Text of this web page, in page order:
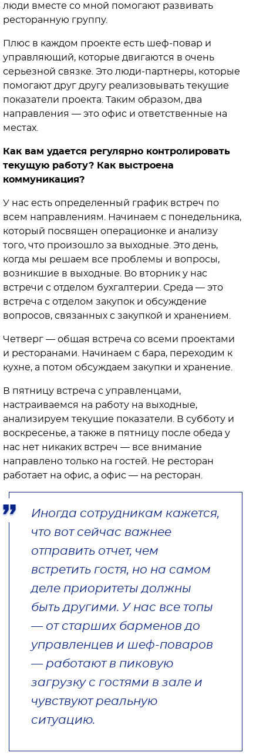
люди вместе со мной помогают развивать
ресторанную группу.
Плюс в каждом проекте есть шеф-повар и
управляющий, которые двигаются в очень
серьезной связке. Это люди-партнеры, которые
помогают друг другу реализовывать текущие
показатели проекта. Таким образом, два
направления — это офис и ответственные на
местах.
Как вам удается регулярно контролировать
текущую работу? Как выстроена
коммуникация?
У нас есть определенный график встреч по
всем направлениям. Начинаем с понедельника,
который посвящен операционке и анализу
того, что произошло за выходные. Это день,
когда мы решаем все проблемы и вопросы,
возникшие в выходные. Во вторник у нас
встречи с отделом бухгалтерии. Среда — это
встреча с отделом закупок и обсуждение
вопросов, связанных с закупкой и хранением.
Четверг — общая встреча со всеми проектами
и ресторанами. Начинаем с бара, переходим к
кухне, а потом обсуждаем закупки и хранение.
В пятницу встреча с управленцами,
настраиваемся на работу на выходные,
анализируем текущие показатели. В субботу и
воскресенье, а также в пятницу после обеда у
нас нет никаких встреч — все внимание
направлено только на гостей. Не ресторан
работает на офис, а офис — на ресторан.
Иногда сотрудникам кажется,
что вот сейчас важнее
отправить отчет, чем
встретить гостя, но на самом
деле приоритеты должны
быть другими. У нас все топы
— от старших барменов до
управленцев и шеф-поваров
— работают в пиковую
загрузку с гостями в зале и
чувствуют реальную
ситуацию.